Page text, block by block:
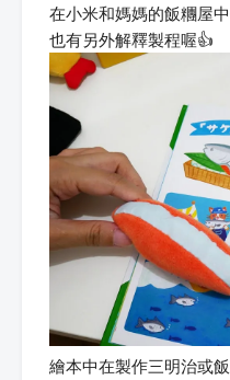
在小米和媽媽的飯糰屋
也有另外解釋製程喔👍
繪本中在製作三明治或